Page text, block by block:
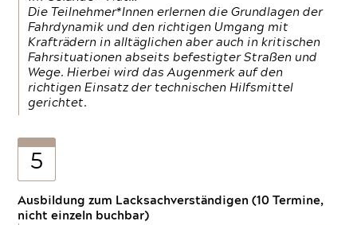
Die Teilnehmer*Innen erlernen die Grundlagen der
Fahrdynamik und den richtigen Umgang mit
Krafträdern in alltäglichen aber auch in kritischen
Fahrsituationen abseits befestigter Straßen und
Wege. Hierbei wird das Augenmerk auf den
richtigen Einsatz der technischen Hilfsmittel
gerichtet.
5
Ausbildung zum Lacksachverständigen (10 Termine,
nicht einzeln buchbar)